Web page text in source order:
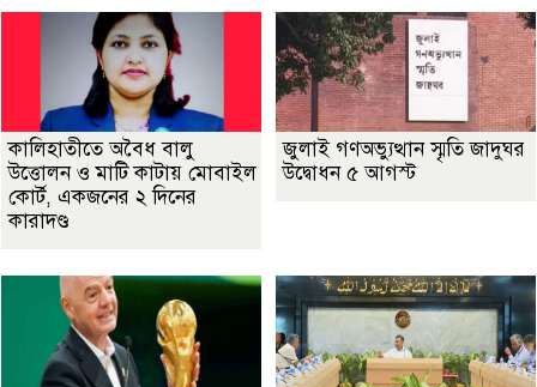
কালিহাতীতে অবৈধ বালু
উত্তোলন ও মাটি কাটায় মোবাইল
কোর্ট, একজনের ২ দিনের
কারাদণ্ড
জুলাই গণঅভ্যুত্থান স্মৃতি জাদুঘর
উদ্বোধন ৫ আগস্ট